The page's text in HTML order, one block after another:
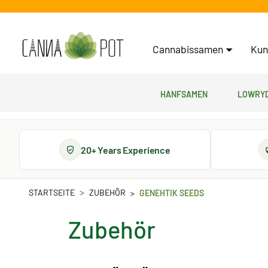
Cannabissamen
Hanfsamen
20+ Years Experience
STARTSEITE ZUBEHÖR GENEHTIK SEEDS
Zubehör